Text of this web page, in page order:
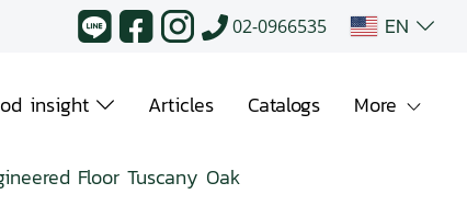
02-0966535 EN
insight Articles Catalogs More
Floor Tuscany Oak